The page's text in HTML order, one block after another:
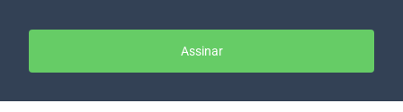
Assinar